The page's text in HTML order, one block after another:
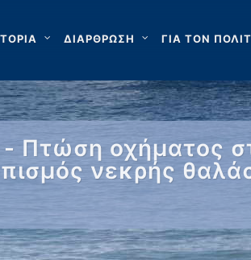
ΔΙΑΡΘΡΩΣΗ ΓΙΑ ΤΟΝ
- Πτώση οχήματος
νεκρής